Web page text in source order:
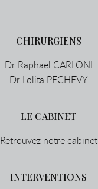
CHIRURGIENS
Dr Raphaël CARLONI
Dr Lolita PECHEVY
LE CABINET
Retrouvez notre cabinet
INTERVENTIONS